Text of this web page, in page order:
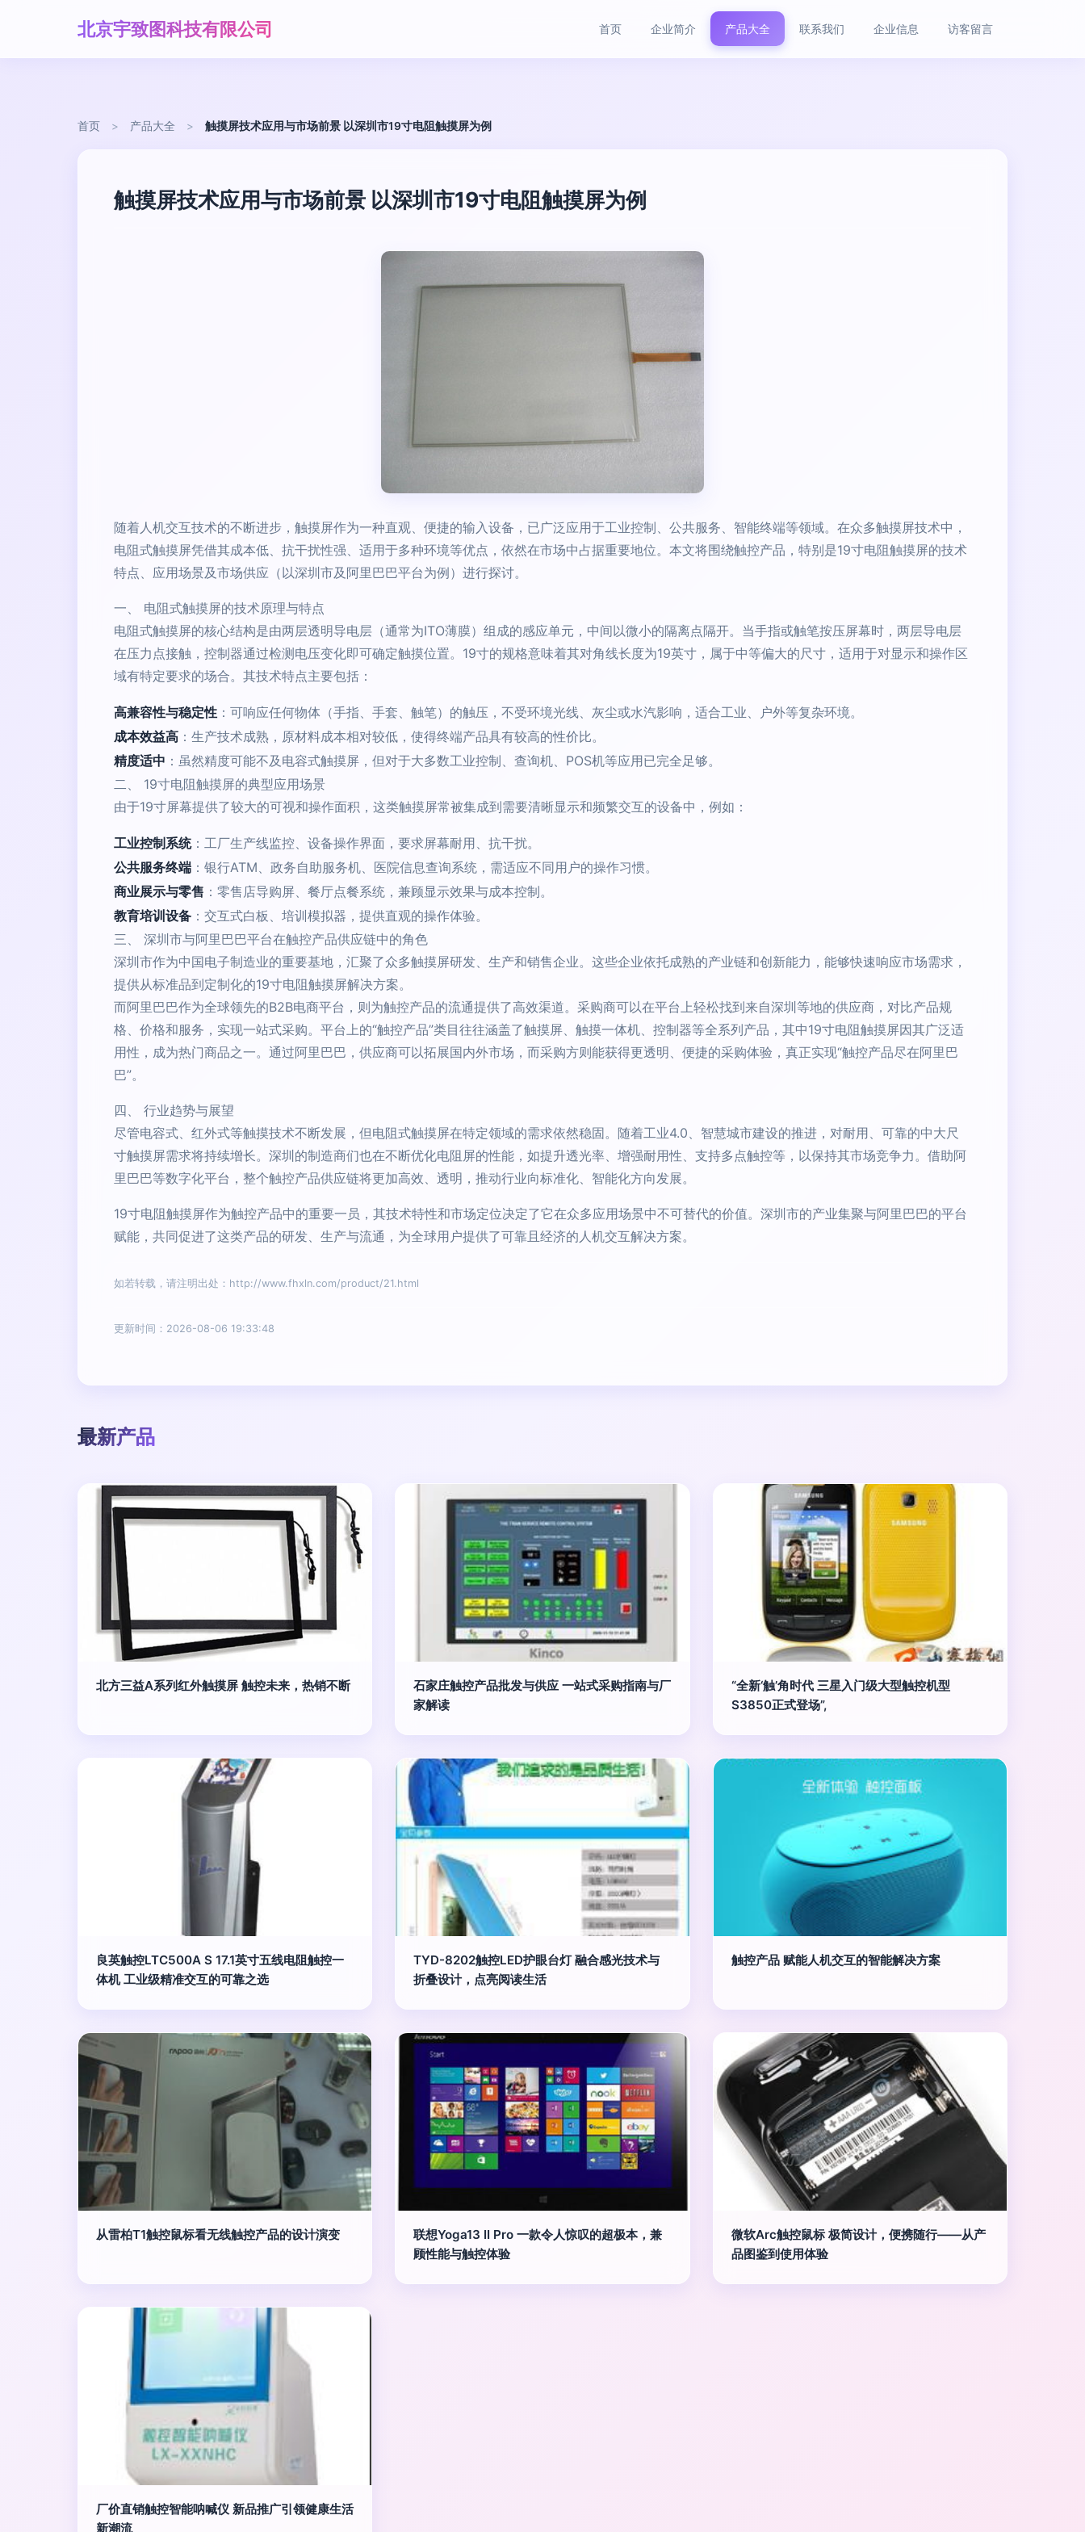
北京宇致图科技有限公司 首页 企业简介 产品大全 联系我们 企业信息 访客留言
首页 > 产品大全 > 触摸屏技术应用与市场前景 以深圳市19寸电阻触摸屏为例
触摸屏技术应用与市场前景 以深圳市19寸电阻触摸屏为例
随着人机交互技术的不断进步，触摸屏作为一种直观、便捷的输入设备，已广泛应用于工业控制、公共服务、智能终端等领域。在众多触摸屏技术中，
电阻式触摸屏凭借其成本低、抗干扰性强、适用于多种环境等优点，依然在市场中占据重要地位。本文将围绕触控产品，特别是19寸电阻触摸屏的技术
特点、应用场景及市场供应（以深圳市及阿里巴巴平台为例）进行探讨。
一、 电阻式触摸屏的技术原理与特点
电阻式触摸屏的核心结构是由两层透明导电层（通常为ITO薄膜）组成的感应单元，中间以微小的隔离点隔开。当手指或触笔按压屏幕时，两层导电层
在压力点接触，控制器通过检测电压变化即可确定触摸位置。19寸的规格意味着其对角线长度为19英寸，属于中等偏大的尺寸，适用于对显示和操作区
域有特定要求的场合。其技术特点主要包括：
高兼容性与稳定性 ：可响应任何物体（手指、手套、触笔）的触压，不受环境光线、灰尘或水汽影响，适合工业、户外等复杂环境。
成本效益高 ：生产技术成熟，原材料成本相对较低，使得终端产品具有较高的性价比。
精度适中 ：虽然精度可能不及电容式触摸屏，但对于大多数工业控制、查询机、POS机等应用已完全足够。
二、 19寸电阻触摸屏的典型应用场景
由于19寸屏幕提供了较大的可视和操作面积，这类触摸屏常被集成到需要清晰显示和频繁交互的设备中，例如：
工业控制系统：工厂生产线监控、设备操作界面，要求屏幕耐用、抗干扰。
公共服务终端 ：银行ATM、政务自助服务机、医院信息查询系统，需适应不同用户的操作习惯。
商业展示与零售 ：零售店导购屏、餐厅点餐系统，兼顾显示效果与成本控制。
教育培训设备 ：交互式白板、培训模拟器，提供直观的操作体验。
三、 深圳市与阿里巴巴平台在触控产品供应链中的角色
深圳市作为中国电子制造业的重要基地，汇聚了众多触摸屏研发、生产和销售企业。这些企业依托成熟的产业链和创新能力，能够快速响应市场需求，
提供从标准品到定制化的19寸电阻触摸屏解决方案。
而阿里巴巴作为全球领先的B2B电商平台，则为触控产品的流通提供了高效渠道。采购商可以在平台上轻松找到来自深圳等地的供应商，对比产品规
格、价格和服务，实现一站式采购。平台上的“触控产品”类目往往涵盖了触摸屏、触摸一体机、控制器等全系列产品，其中19寸电阻触摸屏因其广泛适
用性，成为热门商品之一。通过阿里巴巴，供应商可以拓展国内外市场，而采购方则能获得更透明、便捷的采购体验，真正实现“触控产品尽在阿里巴
巴”。
四、 行业趋势与展望
尽管电容式、红外式等触摸技术不断发展，但电阻式触摸屏在特定领域的需求依然稳固。随着工业4.0、智慧城市建设的推进，对耐用、可靠的中大尺
寸触摸屏需求将持续增长。深圳的制造商们也在不断优化电阻屏的性能，如提升透光率、增强耐用性、支持多点触控等，以保持其市场竞争力。借助阿
里巴巴等数字化平台，整个触控产品供应链将更加高效、透明，推动行业向标准化、智能化方向发展。
19寸电阻触摸屏作为触控产品中的重要一员，其技术特性和市场定位决定了它在众多应用场景中不可替代的价值。深圳市的产业集聚与阿里巴巴的平台
赋能，共同促进了这类产品的研发、生产与流通，为全球用户提供了可靠且经济的人机交互解决方案。
如若转载，请注明出处：http://www.fhxln.com/product/21.html
更新时间：2026-08-06 19:33:48
最新产品
北方三益A系列红外触摸屏 触控未来，热销不断
石家庄触控产品批发与供应 一站式采购指南与厂
家解读
“全新‘触’角时代 三星入门级大型触控机型
S3850正式登场”,
良英触控LTC500A S 17.1英寸五线电阻触控一
体机 工业级精准交互的可靠之选
TYD-8202触控LED护眼台灯 融合感光技术与
折叠设计，点亮阅读生活
触控产品 赋能人机交互的智能解决方案
从雷柏T1触控鼠标看无线触控产品的设计演变
联想Yoga13 II Pro 一款令人惊叹的超极本，兼
顾性能与触控体验
微软Arc触控鼠标 极简设计，便携随行——从产
品图鉴到使用体验
厂价直销触控智能呐喊仪 新品推广引领健康生活
新潮流